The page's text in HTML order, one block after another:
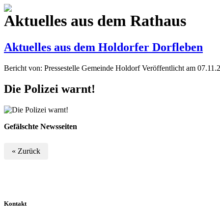
Aktuelles aus dem Rathaus
Aktuelles aus dem Holdorfer Dorfleben
Bericht von: Pressestelle Gemeinde Holdorf Veröffentlicht am
Die Polizei warnt!
Gefälschte Newsseiten
« Zurück
Kontakt